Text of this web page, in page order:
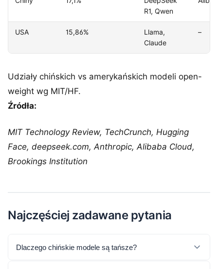
R1, Qwen
USA 15,86%
Llama,
Claude
–
Udziały chińskich vs amerykańskich modeli open-
weight wg MIT/HF.
Źródła:
MIT Technology Review, TechCrunch, Hugging
Face, deepseek.com, Anthropic, Alibaba Cloud,
Brookings Institution
Najczęściej zadawane pytania
Dlaczego chińskie modele są tańsze?